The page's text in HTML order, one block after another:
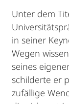
Unter dem
in seiner
Wegen
seines
schilderte er
zufällige